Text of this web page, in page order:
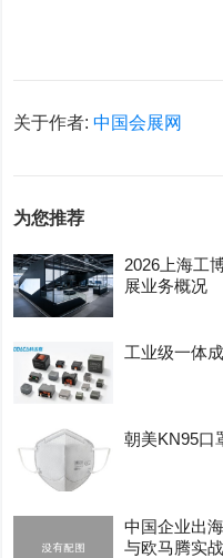
关于作者:中国会展网
为您推荐
2026上海工
展业务概况
工业级一体
朝美KN95口
中国企业出
与欧马腾实